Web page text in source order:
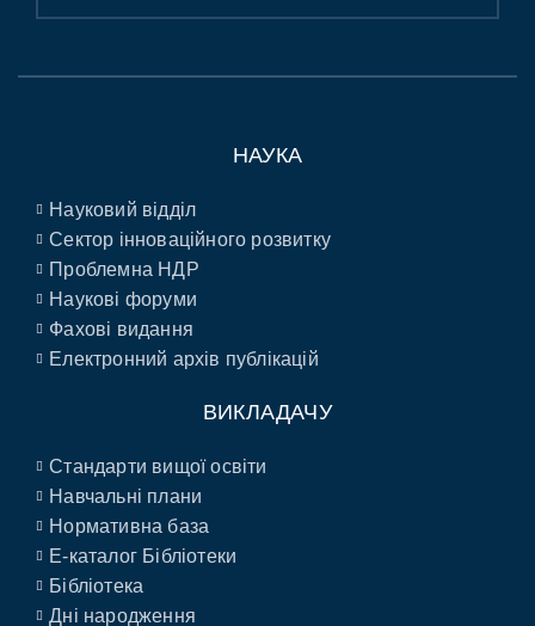
НАУКА
Науковий відділ
Сектор інноваційного розвитку
Проблемна НДР
Наукові форуми
Фахові видання
Електронний архів публікацій
ВИКЛАДАЧУ
Стандарти вищої освіти
Навчальні плани
Нормативна база
E-каталог Бібліотеки
Бібліотека
Дні народження